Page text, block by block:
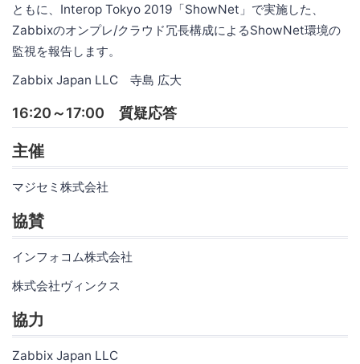
ともに、Interop Tokyo 2019「ShowNet」で実施した、
Zabbixのオンプレ/クラウド冗長構成によるShowNet環境の
監視を報告します。
Zabbix Japan LLC 寺島 広大
16:20～17:00 質疑応答
主催
マジセミ株式会社
協賛
インフォコム株式会社
株式会社ヴィンクス
協力
Zabbix Japan LLC